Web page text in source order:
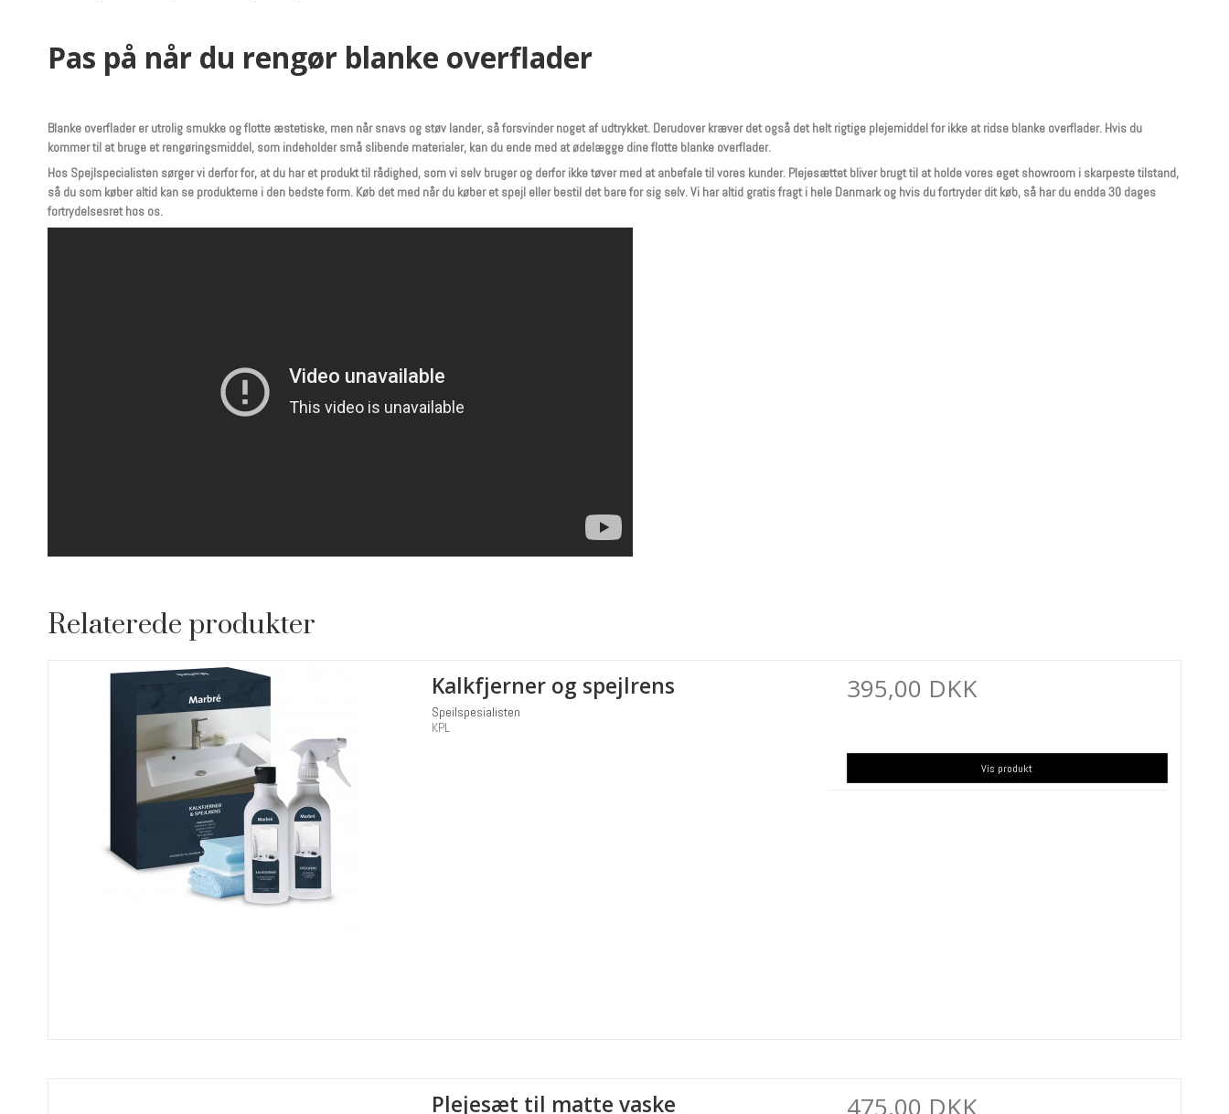
Pas på når du rengør blanke overflader
Blanke overflader er utrolig smukke og flotte æstetiske, men når snavs og støv lander, så forsvinder noget af udtrykket. Derudover kræver det også det helt rigtige plejemiddel for ikke at ridse blanke overflader. Hvis du
kommer til at bruge et rengøringsmiddel, som indeholder små slibende materialer, kan du ende med at ødelægge dine flotte blanke overflader.
Hos Spejlspecialisten sørger vi derfor for, at du har et produkt til rådighed, som vi selv bruger og derfor ikke tøver med at anbefale til vores kunder. Plejesættet bliver brugt til at holde vores eget showroom i skarpeste tilstand,
så du som køber altid kan se produkterne i den bedste form. Køb det med når du køber et spejl eller bestil det bare for sig selv. Vi har altid gratis fragt i hele Danmark og hvis du fortryder dit køb, så har du endda 30 dages
fortrydelsesret hos os.
Relaterede produkter
Kalkfjerner og spejlrens
Speilspesialisten
KPL
395,00 DKK
Vis produkt
Plejesæt til matte vaske 475,00 DKK